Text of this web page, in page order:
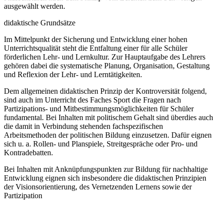
ausgewählt werden.
didaktische Grundsätze
Im Mittelpunkt der Sicherung und Entwicklung einer hohen
Unterrichtsqualität steht die Entfaltung einer für alle Schüler
förderlichen Lehr- und Lernkultur. Zur Hauptaufgabe des Lehrers
gehören dabei die systematische Planung, Organisation, Gestaltung
und Reflexion der Lehr- und Lerntätigkeiten.
Dem allgemeinen didaktischen Prinzip der Kontroversität folgend,
sind auch im Unterricht des Faches Sport die Fragen nach
Partizipations- und Mitbestimmungsmöglichkeiten für Schüler
fundamental. Bei Inhalten mit politischem Gehalt sind überdies auch
die damit in Verbindung stehenden fachspezifischen
Arbeitsmethoden der politischen Bildung einzusetzen. Dafür eignen
sich u. a. Rollen- und Planspiele, Streitgespräche oder Pro- und
Kontradebatten.
Bei Inhalten mit Anknüpfungspunkten zur Bildung für nachhaltige
Entwicklung eignen sich insbesondere die didaktischen Prinzipien
der Visionsorientierung, des Vernetzenden Lernens sowie der
Partizipation